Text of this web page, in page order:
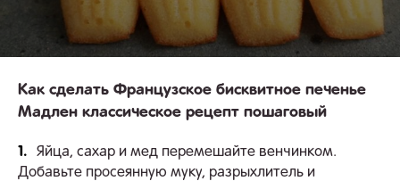
Как сделать Французское бисквитное печенье
Мадлен классическое рецепт пошаговый
1.
Яйца, сахар и мед перемешайте венчинком.
Добавьте просеянную муку, разрыхлитель и